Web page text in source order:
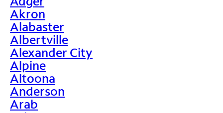
Akron
Alabaster
Albertville
Alexander City
Alpine
Altoona
Anderson
Arab